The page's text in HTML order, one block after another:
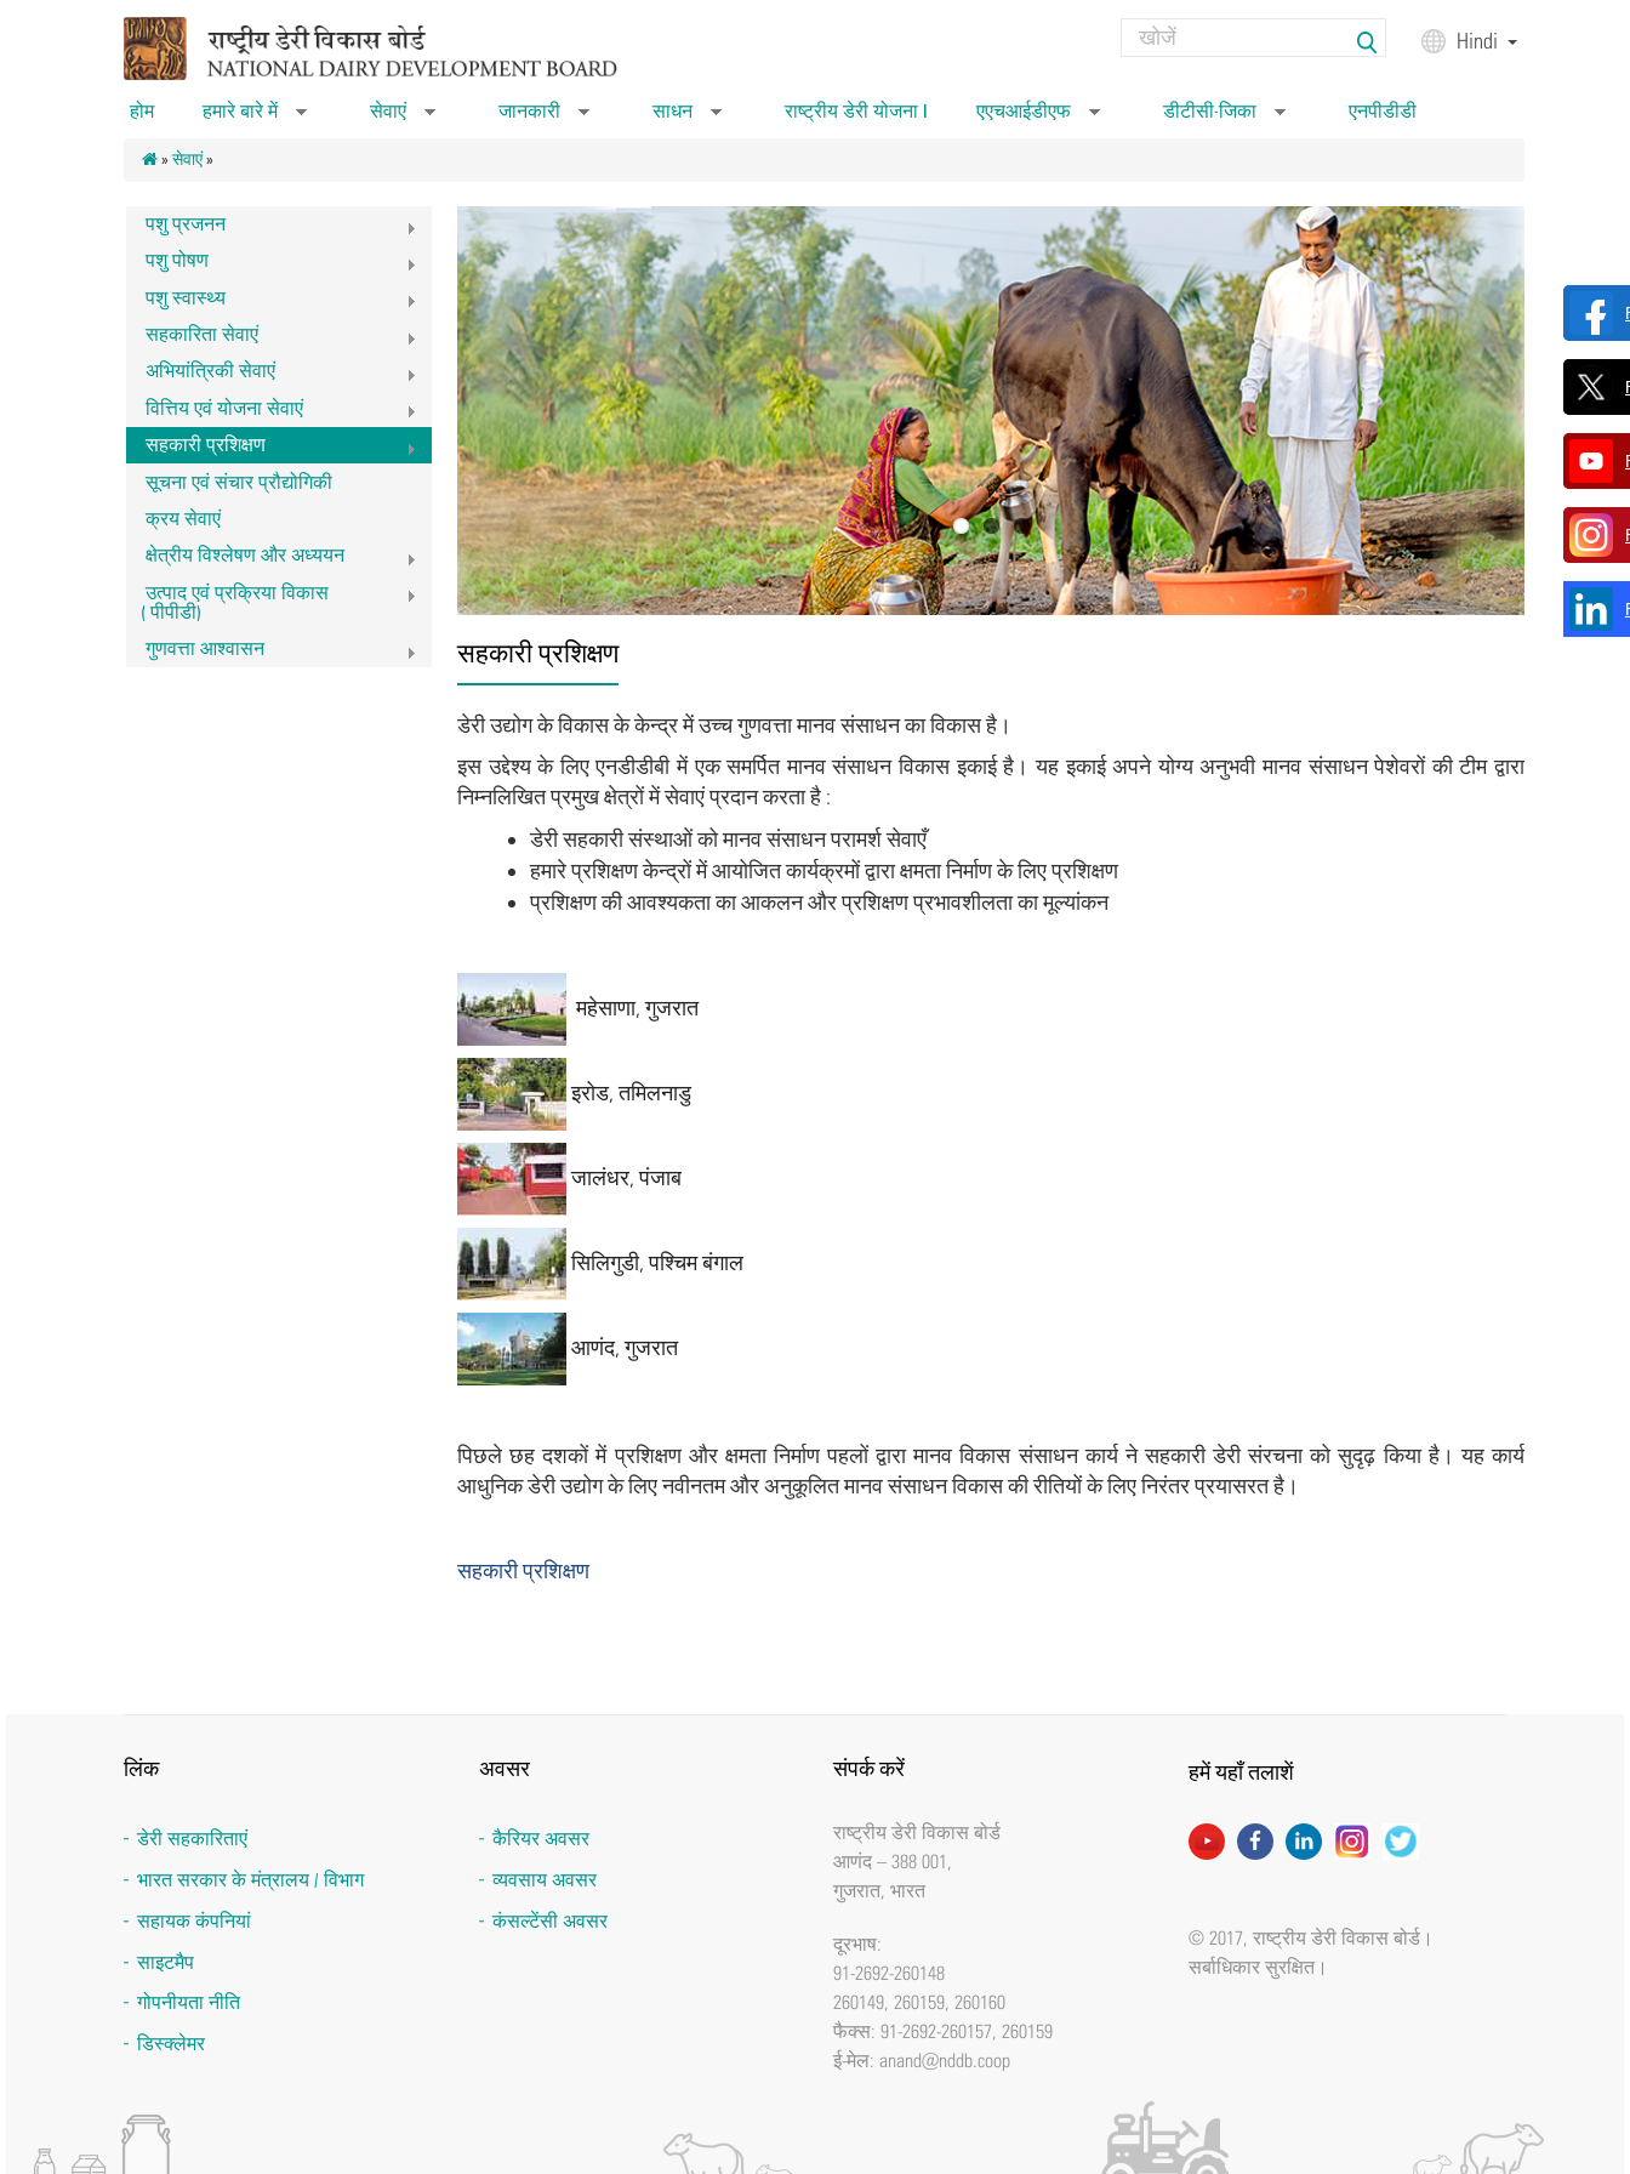
Search Hindi
होम हमारे बारे में सेवाएं जानकारी साधन राष्ट्रीय डेरी योजना I एएचआईडीएफ डीटीसी-जिका एनपीडीडी
» सेवाएं»
पशु प्रजनन
पशु पोषण
पशु स्वास्थ्य
सहकारिता सेवाएं
अभियांत्रिकी सेवाएं
वित्तिय एवं योजना सेवाएं
सहकारी प्रशिक्षण
सूचना एवं संचार प्रौद्योगिकी
क्रय सेवाएं
क्षेत्रीय विश्लेषण और अध्ययन
उत्पाद एवं प्रक्रिया विकास
(पीपीडी)
गुणवत्ता आश्वासन
सहकारी प्रशिक्षण
डेरी उद्योग के विकास के केन्द्र में उच्च गुणवत्ता मानव संसाधन का विकास है।
इस उद्देश्य के लिए एनडीडीबी में एक समर्पित मानव संसाधन विकास इकाई है। यह इकाई अपने योग्य अनुभवी मानव संसाधन पेशेवरों की टीम द्वारा
निम्नलिखित प्रमुख क्षेत्रों में सेवाएं प्रदान करता है :
डेरी सहकारी संस्थाओं को मानव संसाधन परामर्श सेवाएँ
हमारे प्रशिक्षण केन्द्रों में आयोजित कार्यक्रमों द्वारा क्षमता निर्माण के लिए प्रशिक्षण
प्रशिक्षण की आवश्यकता का आकलन और प्रशिक्षण प्रभावशीलता का मूल्यांकन
महेसाणा, गुजरात
इरोड, तमिलनाडु
जालंधर, पंजाब
सिलिगुडी, पश्चिम बंगाल
आणंद, गुजरात
पिछले छह दशकों में प्रशिक्षण और क्षमता निर्माण पहलों द्वारा मानव विकास संसाधन कार्य ने सहकारी डेरी संरचना को सुदृढ़ किया है। यह कार्य
आधुनिक डेरी उद्योग के लिए नवीनतम और अनुकूलित मानव संसाधन विकास की रीतियों के लिए निरंतर प्रयासरत है।
सहकारी प्रशिक्षण
लिंक
डेरी सहकारिताएं
भारत सरकार के मंत्रालय / विभाग
सहायक कंपनियां
साइटमैप
गोपनीयता नीति
डिस्क्लेमर
अवसर
कैरियर अवसर
व्यवसाय अवसर
कंसल्टेंसी अवसर
संपर्क करें
राष्‍ट्रीय डेरी विकास बोर्ड
आणंद – 388 001,
गुजरात, भारत
दूरभाष:
91-2692-260148
260149, 260159, 260160
फैक्‍स: 91-2692-260157, 260159
ई-मेल: anand@nddb.coop
हमें यहाँ तलाशें
© 2017, राष्ट्रीय डेरी विकास बोर्ड।
सर्बाधिकार सुरक्षित।